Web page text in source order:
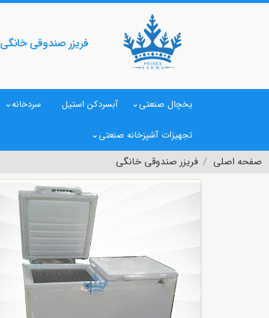
فریزر صندوقی خانگی
یخچال صنعتی آبسردکن استیل سردخانه
تجهیزات آشپزخانه صنعتی
صفحه اصلی فریزر صندوقی خانگی